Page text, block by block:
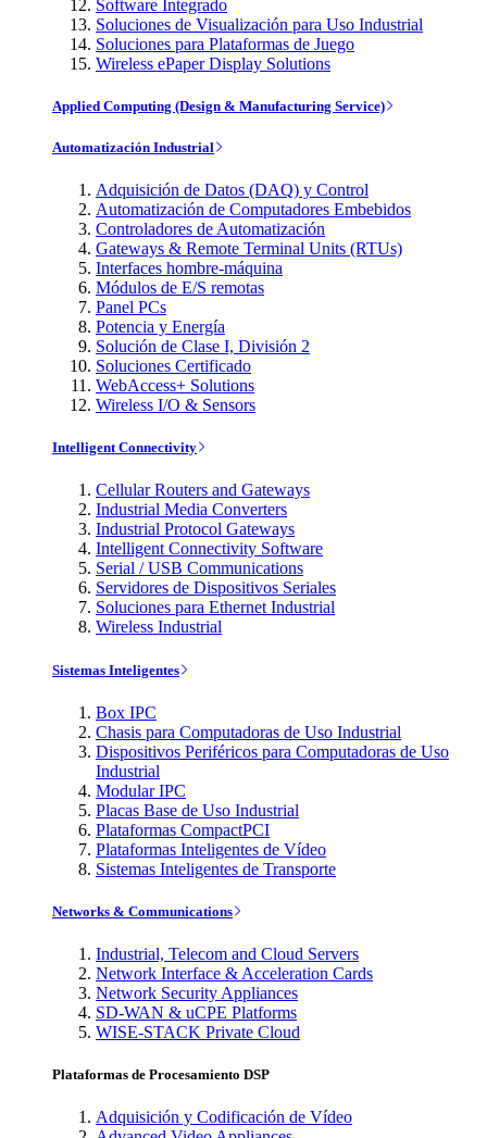
Software Integrado
Soluciones de Visualización para Uso Industrial
Soluciones para Plataformas de Juego
Wireless ePaper Display Solutions
Applied Computing (Design & Manufacturing Service)
Automatización Industrial
Adquisición de Datos (DAQ) y Control
Automatización de Computadores Embebidos
Controladores de Automatización
Gateways & Remote Terminal Units (RTUs)
Interfaces hombre-máquina
Módulos de E/S remotas
Panel PCs
Potencia y Energía
Solución de Clase I, División 2
Soluciones Certificado
WebAccess+ Solutions
Wireless I/O & Sensors
Intelligent Connectivity
Cellular Routers and Gateways
Industrial Media Converters
Industrial Protocol Gateways
Intelligent Connectivity Software
Serial / USB Communications
Servidores de Dispositivos Seriales
Soluciones para Ethernet Industrial
Wireless Industrial
Sistemas Inteligentes
Box IPC
Chasis para Computadoras de Uso Industrial
Dispositivos Periféricos para Computadoras de Uso
Industrial
Modular IPC
Placas Base de Uso Industrial
Plataformas CompactPCI
Plataformas Inteligentes de Vídeo
Sistemas Inteligentes de Transporte
Networks & Communications
Industrial, Telecom and Cloud Servers
Network Interface & Acceleration Cards
Network Security Appliances
SD-WAN & uCPE Platforms
WISE-STACK Private Cloud
Plataformas de Procesamiento DSP
Adquisición y Codificación de Vídeo